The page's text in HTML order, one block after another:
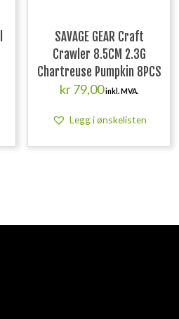
SAVAGE GEAR Craft
Crawler 8.5CM 2.3G
Chartreuse Pumpkin 8PCS
kr79,00inkl. MVA.
Legg i ønskelisten